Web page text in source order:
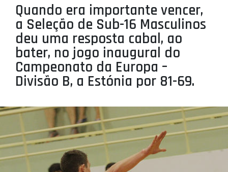
SELEÇÕES
MINIBASQUETE
ÁREA TÉCNICA
PROJETOS
LIGA BETCLIC MASCULINA
LIGA BETCLIC FEMININA
Quando era importante vencer,
a Seleção de Sub-16 Masculinos
deu uma resposta cabal, ao
bater, no jogo inaugural do
Campeonato da Europa –
Divisão B, a Estónia por 81-69.